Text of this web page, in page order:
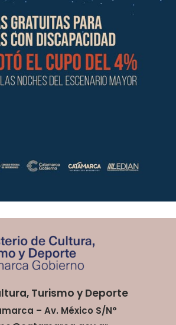
Turismo y Deporte
– Av. México S/N°